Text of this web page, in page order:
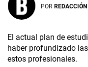
POR
El actual plan de
haber profundizado
estos profesionales.